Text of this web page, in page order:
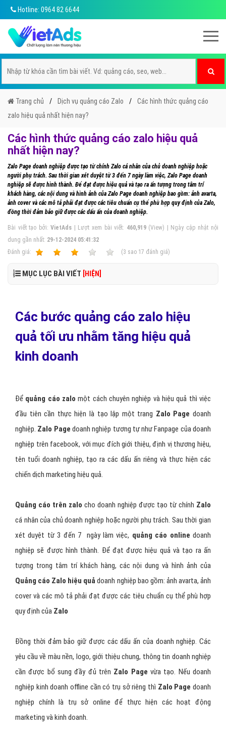
Hotline: 0964 82 6644
Trang chủ Dịch vụ quảng cáo Zalo
Các hình thức quảng cáo
zalo hiệu quả nhất hiện nay?
Các hình thức quảng cáo zalo hiệu quả
nhất hiện nay?
Zalo Page doanh nghiệp được tạo từ chính Zalo cá nhân của chủ doanh nghiệp hoặc
người phụ trách. Sau thời gian xét duyệt từ 3 đến 7 ngày làm việc, Zalo Page doanh
nghiệp sẽ được hình thành. Để đạt được hiệu quả và tạo ra ấn tượng trong tâm trí
khách hàng, các nội dung và hình ảnh của Zalo Page doanh nghiệp bao gồm: ảnh avarta,
ảnh cover và các mô tả phải đạt được các tiêu chuẩn cụ thể phù hợp quy định của Zalo,
đồng thời đảm bảo giữ được các dấu ấn của doanh nghiệp.
Bài viết tạo bởi:VietAds | Lượt xem bài viết: 460,919(View) | Ngày cập nhật nội
dung gần nhất: 29-12-2024 05:41:32
Ðánh giá:
(3 sao 17 đánh giá)
MỤC LỤC BÀI VIẾT [HIỆN]
Các bước quảng cáo zalo hiệu
quả tối ưu nhằm tăng hiệu quả
kinh doanh
Để quảng cáo zalo một cách chuyên nghiệp và hiệu quả thì việc
đầu tiên cần thực hiện là tạo lập một trang Zalo Page doanh
nghiệp. Zalo Page doanh nghiệp tương tự như Fanpage của doanh
nghiệp trên facebook, với mục đích giới thiệu, định vị thương hiệu,
tên tuổi doanh nghiệp, tạo ra các dấu ấn riêng và thực hiện các
chiến dịch marketing hiệu quả.
Quảng cáo trên zalo cho doanh nghiệp được tạo từ chính Zalo
cá nhân của chủ doanh nghiệp hoặc người phụ trách. Sau thời gian
xét duyệt từ 3 đến 7 ngày làm việc, quảng cáo online doanh
nghiệp sẽ được hình thành. Để đạt được hiệu quả và tạo ra ấn
tượng trong tâm trí khách hàng, các nội dung và hình ảnh của
Quảng cáo Zalo hiệu quảdoanh nghiệp bao gồm: ảnh avarta, ảnh
cover và các mô tả phải đạt được các tiêu chuẩn cụ thể phù hợp
quy định của Zalo
Đồng thời đảm bảo giữ được các dấu ấn của doanh nghiệp. Các
yêu cầu về màu nền, logo, giới thiệu chung, thông tin doanh nghiệp
cần được bổ sung đầy đủ trên Zalo Page vừa tạo. Nếu doanh
nghiệp kinh doanh offline cần có trụ sở riêng thì Zalo Page doanh
nghiệp chính là trụ sở online để thực hiện các hoạt động
marketing và kinh doanh.